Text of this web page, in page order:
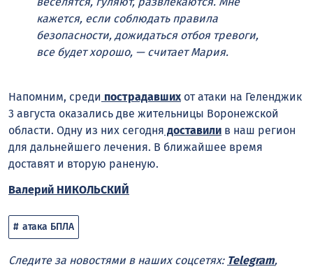
кажется, если соблюдать правила
безопасности, дожидаться отбоя тревоги,
все будет хорошо, — считает Мария.
Напомним, среди пострадавшихот атаки на Геленджик
3 августа оказались две жительницы Воронежской
области. Одну из них сегодня доставили в наш регион
для дальнейшего лечения. В ближайшее время
доставят и вторую раненую.
Валерий НИКОЛЬСКИЙ
атака БПЛА
Следите за новостями в наших соцсетях: Telegram,